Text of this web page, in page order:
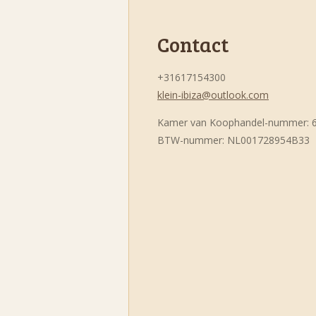
Contact
+31617154300
klein-ibiza@outlook.com
Kamer van Koophandel-nummer:
BTW-nummer: NL001728954B33